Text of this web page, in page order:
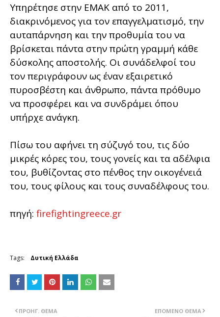
Υπηρέτησε στην ΕΜΑΚ από το 2011,
διακρινόμενος για τον επαγγελματισμό, την
αυταπάρνηση και την προθυμία του να
βρίσκεται πάντα στην πρώτη γραμμή κάθε
δύσκολης αποστολής. Οι συνάδελφοί του
τον περιγράφουν ως έναν εξαιρετικό
πυροσβέστη και άνθρωπο, πάντα πρόθυμο
να προσφέρει και να συνδράμει όπου
υπήρχε ανάγκη.
Πίσω του αφήνει τη σύζυγό του, τις δύο
μικρές κόρες του, τους γονείς και τα αδέλφια
του, βυθίζοντας στο πένθος την οικογένειά
του, τους φίλους και τους συναδέλφους του.
πηγή: firefightingreece.gr
Tags: Δυτική Ελλάδα
ΕΠΌΜΕΝΟ ΘΈΜΑ
ΠΡΟΗΓ. ΘΈΜΑ